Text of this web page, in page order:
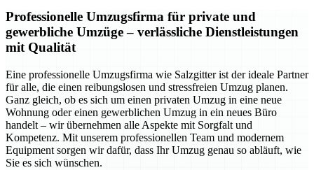
Professionelle Umzugsfirma für private und
gewerbliche Umzüge – verlässliche Dienstleistungen
mit Qualität
Eine professionelle Umzugsfirma wie Salzgitter ist der ideale Partner
für alle, die einen reibungslosen und stressfreien Umzug planen.
Ganz gleich, ob es sich um einen privaten Umzug in eine neue
Wohnung oder einen gewerblichen Umzug in ein neues Büro
handelt – wir übernehmen alle Aspekte mit Sorgfalt und
Kompetenz. Mit unserem professionellen Team und modernem
Equipment sorgen wir dafür, dass Ihr Umzug genau so abläuft, wie
Sie es sich wünschen.